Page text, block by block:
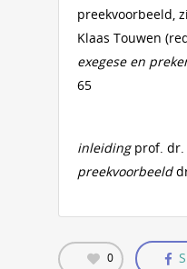
preekvoorbeeld,
Klaas Touwen
exegese en
65
inleidingprof. dr.
preekvoorbeeld
0